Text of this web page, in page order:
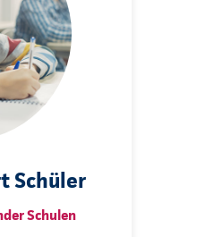
Schüler
Schulen